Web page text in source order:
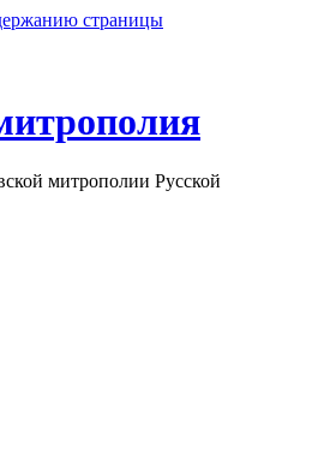
страницы
митрополии Русской